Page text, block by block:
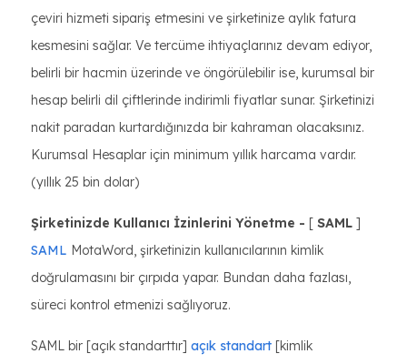
çeviri hizmeti sipariş etmesini ve şirketinize aylık fatura
kesmesini sağlar. Ve tercüme ihtiyaçlarınız devam ediyor,
belirli bir hacmin üzerinde ve öngörülebilir ise, kurumsal bir
hesap belirli dil çiftlerinde indirimli fiyatlar sunar. Şirketinizi
nakit paradan kurtardığınızda bir kahraman olacaksınız.
Kurumsal Hesaplar için minimum yıllık harcama vardır.
(yıllık 25 bin dolar)
Şirketinizde Kullanıcı İzinlerini Yönetme - [ SAML ]
SAML MotaWord, şirketinizin kullanıcılarının kimlik
doğrulamasını bir çırpıda yapar. Bundan daha fazlası,
süreci kontrol etmenizi sağlıyoruz.
SAML bir [açık standarttır] açık standart [kimlik